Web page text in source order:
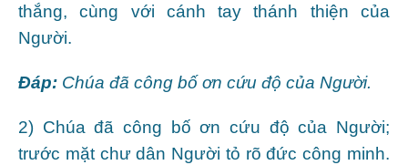
thắng, cùng với cánh tay thánh thiện của
Người.
Ðáp: Chúa đã công bố ơn cứu độ của Người.
2) Chúa đã công bố ơn cứu độ của Người;
trước mặt chư dân Người tỏ rõ đức công minh.